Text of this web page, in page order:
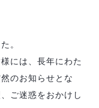
。
には、長年にわた
のお知らせとな
ご迷惑をおかけし